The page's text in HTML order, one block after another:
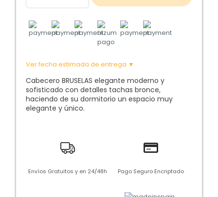
cama
cantidad
Ver fecha estimada de entrega ▼
Cabecero BRUSELAS elegante moderno y
sofisticado con detalles tachas bronce,
haciendo de su dormitorio un espacio muy
elegante y único.
Envíos Gratuitos y en 24/48h Pago Seguro Encriptado